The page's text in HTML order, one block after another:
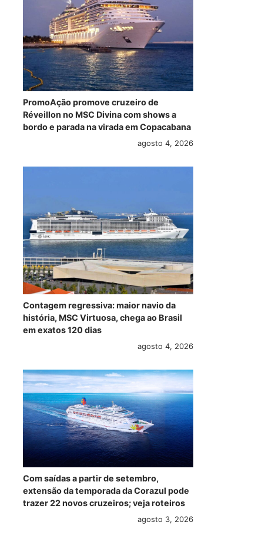
PromoAção promove cruzeiro de
Réveillon no MSC Divina com shows a
bordo e parada na virada em Copacabana
agosto 4, 2026
Contagem regressiva: maior navio da
história, MSC Virtuosa, chega ao Brasil
em exatos 120 dias
agosto 4, 2026
Com saídas a partir de setembro,
extensão da temporada da Corazul pode
trazer 22 novos cruzeiros; veja roteiros
agosto 3, 2026